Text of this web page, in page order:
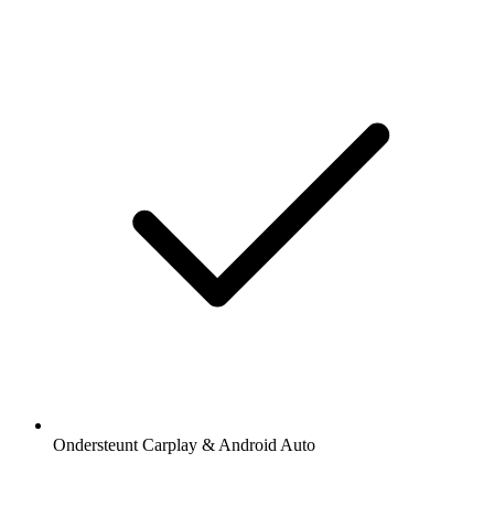
Ondersteunt Carplay & Android Auto